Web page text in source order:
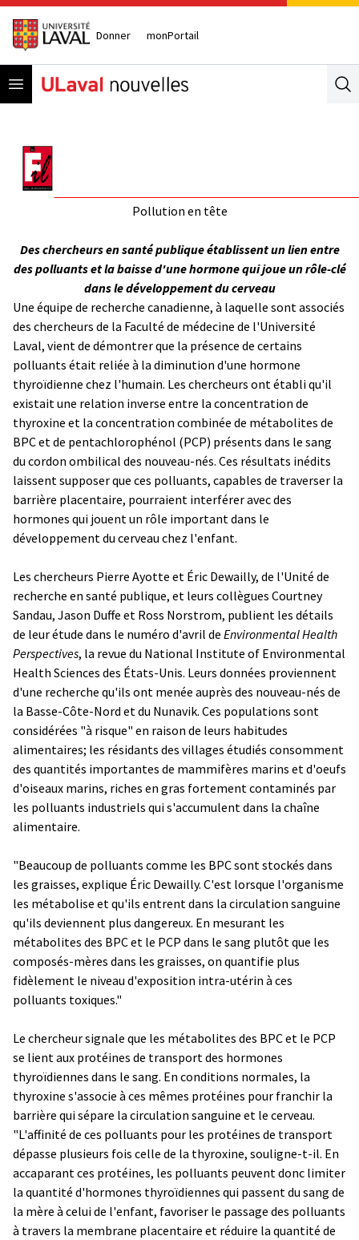
Donner monPortail
Open menu
Pollution en tête
Des chercheurs en santé publique établissent un lien entre
des polluants et la baisse d'une hormone qui joue un rôle-clé
dans le développement du cerveau
Une équipe de recherche canadienne, à laquelle sont associés
des chercheurs de la Faculté de médecine de l'Université
Laval, vient de démontrer que la présence de certains
polluants était reliée à la diminution d'une hormone
thyroïdienne chez l'humain. Les chercheurs ont établi qu'il
existait une relation inverse entre la concentration de
thyroxine et la concentration combinée de métabolites de
BPC et de pentachlorophénol (PCP) présents dans le sang
du cordon ombilical des nouveau-nés. Ces résultats inédits
laissent supposer que ces polluants, capables de traverser la
barrière placentaire, pourraient interférer avec des
hormones qui jouent un rôle important dans le
développement du cerveau chez l'enfant.
Les chercheurs Pierre Ayotte et Éric Dewailly, de l'Unité de
recherche en santé publique, et leurs collègues Courtney
Sandau, Jason Duffe et Ross Norstrom, publient les détails
de leur étude dans le numéro d'avril de Environmental Health
Perspectives, la revue du National Institute of Environmental
Health Sciences des États-Unis. Leurs données proviennent
d'une recherche qu'ils ont menée auprès des nouveau-nés de
la Basse-Côte-Nord et du Nunavik. Ces populations sont
considérées "à risque" en raison de leurs habitudes
alimentaires; les résidants des villages étudiés consomment
des quantités importantes de mammifères marins et d'oeufs
d'oiseaux marins, riches en gras fortement contaminés par
les polluants industriels qui s'accumulent dans la chaîne
alimentaire.
"Beaucoup de polluants comme les BPC sont stockés dans
les graisses, explique Éric Dewailly. C'est lorsque l'organisme
les métabolise et qu'ils entrent dans la circulation sanguine
qu'ils deviennent plus dangereux. En mesurant les
métabolites des BPC et le PCP dans le sang plutôt que les
composés-mères dans les graisses, on quantifie plus
fidèlement le niveau d'exposition intra-utérin à ces
polluants toxiques."
Le chercheur signale que les métabolites des BPC et le PCP
se lient aux protéines de transport des hormones
thyroïdiennes dans le sang. En conditions normales, la
thyroxine s'associe à ces mêmes protéines pour franchir la
barrière qui sépare la circulation sanguine et le cerveau.
"L'affinité de ces polluants pour les protéines de transport
dépasse plusieurs fois celle de la thyroxine, souligne-t-il. En
accaparant ces protéines, les polluants peuvent donc limiter
la quantité d'hormones thyroïdiennes qui passent du sang de
la mère à celui de l'enfant, favoriser le passage des polluants
à travers la membrane placentaire et réduire la quantité de